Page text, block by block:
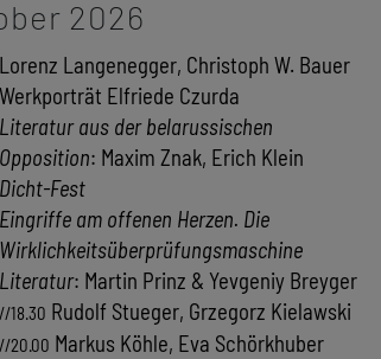
2026
Lorenz Langenegger, Christoph W. Bauer
Werkporträt Elfriede Czurda
Literatur aus der belarussischen
Opposition: Maxim Znak, Erich Klein
Dicht-Fest
Eingriffe am offenen Herzen. Die
Wirklichkeitsüberprüfungsmaschine
Literatur: Martin Prinz & Yevgeniy Breyger
//18.30 Rudolf Stueger, Grzegorz Kielawski
//20.00 Markus Köhle, Eva Schörkhuber